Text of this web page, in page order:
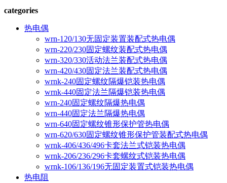
categories
热电偶
wrn-120/130无固定装置装配式热电偶
wrn-220/230固定螺纹装配式热电偶
wrn-320/330活动法兰装配式热电偶
wrn-420/430固定法兰装配式热电偶
wrnk-240固定螺纹隔爆铠装热电偶
wrnk-440固定法兰隔爆铠装热电偶
wrn-240固定螺纹隔爆热电偶
wrn-440固定法兰隔爆热电偶
wrn-640固定螺纹锥形保护管热电偶
wrn-620/630固定螺纹锥形保护管装配式热电偶
wrnk-406/436/496卡套法兰式铠装热电偶
wrnk-206/236/296卡套螺纹式铠装热电偶
wrnk-106/136/196无固定装置式铠装热电偶
热电阻